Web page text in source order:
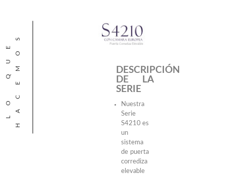
L
O
Q
U
E
H
A
C
E
M
OS
DESCRIPCIÓN
DE LA
SERIE
Nuestra
Serie
S4210 es
un
sistema
de puerta
corrediza
elevable